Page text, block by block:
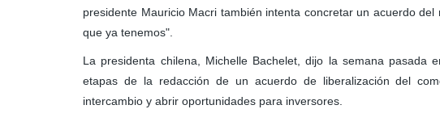
presidente Mauricio Macri también intenta concretar un acuerdo
que ya tenemos".
La presidenta chilena, Michelle Bachelet, dijo la semana pasada
etapas de la redacción de un acuerdo de liberalización del
intercambio y abrir oportunidades para inversores.